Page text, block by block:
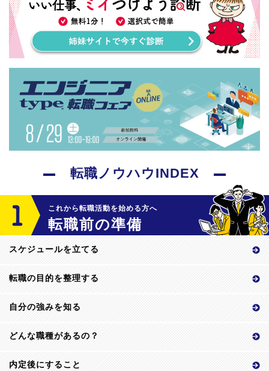
転職ノウハウINDEX
これから転職活動を始める方へ
転職前の準備
スケジュールを立てる
転職の目的を整理する
自分の強みを知る
どんな職種があるの？
内定後にすること